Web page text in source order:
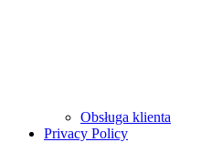
Obsługa klienta
Privacy Policy